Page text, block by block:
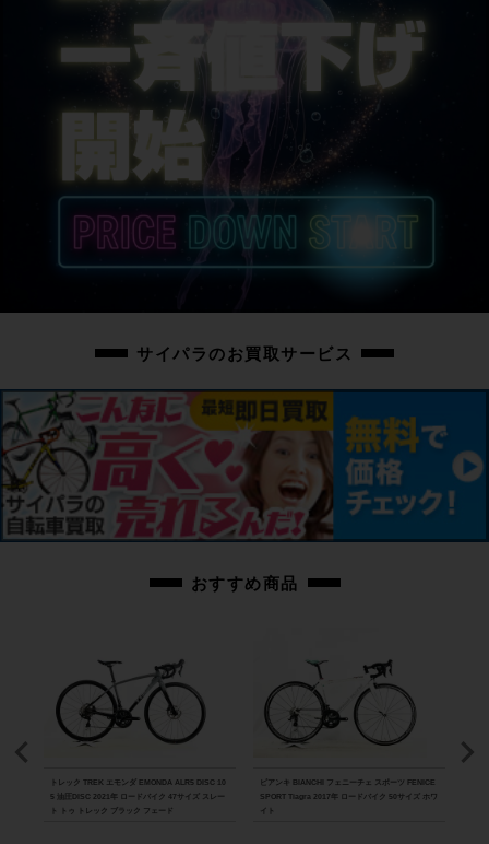
サイパラのお買取サービス
おすすめ商品
トレック TREK エモンダ EMONDA ALR5 DISC 10
5 油圧DISC 2021年 ロードバイク 47サイズ スレー
ト トゥ トレック ブラック フェード
ビアンキ BIANCHI フェニーチェ スポーツ FENICE
SPORT Tiagra 2017年 ロードバイク 50サイズ ホワ
イト